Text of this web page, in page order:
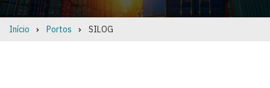
Breadcrumb
Início Portos SILOG